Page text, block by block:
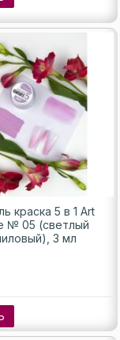
краска 5 в 1 Art
№ 05 (светлый
3 мл